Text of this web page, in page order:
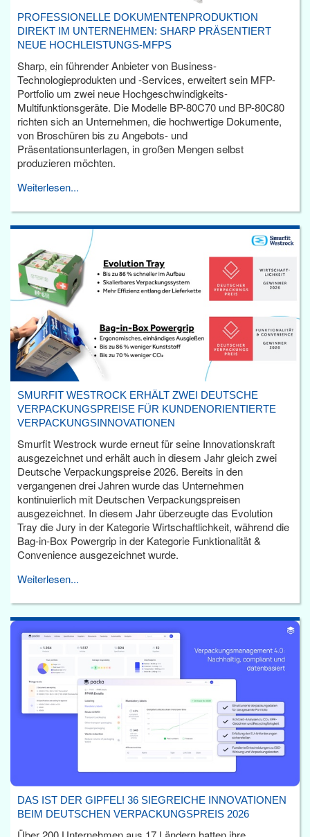
PROFESSIONELLE DOKUMENTENPRODUKTION
DIREKT IM UNTERNEHMEN: SHARP PRÄSENTIERT
NEUE HOCHLEISTUNGS-MFPS
Sharp, ein führender Anbieter von Business-
Technologieprodukten und -Services, erweitert sein MFP-
Portfolio um zwei neue Hochgeschwindigkeits-
Multifunktionsgeräte. Die Modelle BP-80C70 und BP-80C80
richten sich an Unternehmen, die hochwertige Dokumente,
von Broschüren bis zu Angebots- und
Präsentationsunterlagen, in großen Mengen selbst
produzieren möchten.
Weiterlesen...
SMURFIT WESTROCK ERHÄLT ZWEI DEUTSCHE
VERPACKUNGSPREISE FÜR KUNDENORIENTIERTE
VERPACKUNGSINNOVATIONEN
Smurfit Westrock wurde erneut für seine Innovationskraft
ausgezeichnet und erhält auch in diesem Jahr gleich zwei
Deutsche Verpackungspreise 2026. Bereits in den
vergangenen drei Jahren wurde das Unternehmen
kontinuierlich mit Deutschen Verpackungspreisen
ausgezeichnet. In diesem Jahr überzeugte das Evolution
Tray die Jury in der Kategorie Wirtschaftlichkeit, während die
Bag-in-Box Powergrip in der Kategorie Funktionalität &
Convenience ausgezeichnet wurde.
Weiterlesen...
DAS IST DER GIPFEL! 36 SIEGREICHE INNOVATIONEN
BEIM DEUTSCHEN VERPACKUNGSPREIS 2026